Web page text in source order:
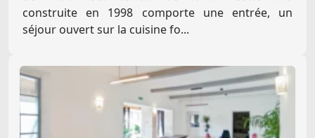
construite en 1998 comporte une entrée, un
séjour ouvert sur la cuisine fo...